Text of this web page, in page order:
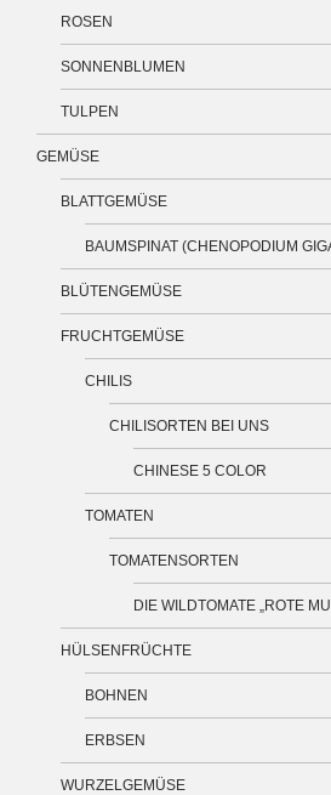
ROSEN
SONNENBLUMEN
TULPEN
GEMÜSE
BLATTGEMÜSE
BAUMSPINAT (CHENOPODIUM
BLÜTENGEMÜSE
FRUCHTGEMÜSE
CHILIS
CHILISORTEN BEI UNS
CHINESE 5 COLOR
TOMATEN
TOMATENSORTEN
DIE WILDTOMATE „ROTE
HÜLSENFRÜCHTE
BOHNEN
ERBSEN
WURZELGEMÜSE